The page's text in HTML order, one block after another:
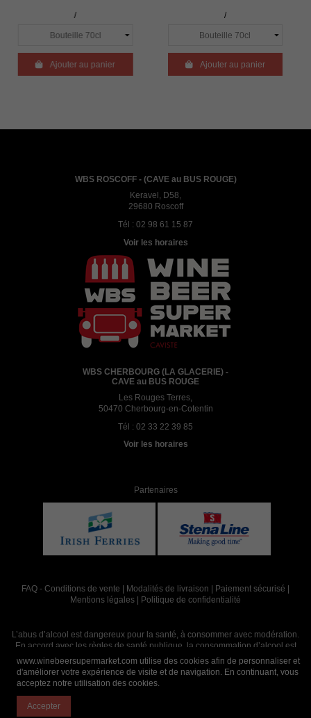
Ajouter au panier Ajouter au panier
WBS ROSCOFF - (CAVE au BUS ROUGE)
Keravel, D58,
29680 Roscoff
Tél : 02 98 61 15 87
Voir les horaires
WBS CHERBOURG (LA GLACERIE) -
CAVE au BUS ROUGE
Les Rouges Terres,
50470 Cherbourg-en-Cotentin
Tél : 02 33 22 39 85
Voir les horaires
Partenaires
FAQ - Conditions de vente | Modalités de livraison | Paiement sécurisé |
Mentions légales | Politique de confidentialité
L’abus d’alcool est dangereux pour la santé, à consommer avec modération.
En accord avec les règles de santé publique, la consommation d’alcool est
interdite aux mineurs, strictement réservée aux adultes de 18 ans et plus
www.winebeersupermarket.com utilise des cookies afin de personnaliser et
d'améliorer votre expérience de visite et de navigation. En continuant, vous
acceptez notre utilisation des cookies.
Accepter